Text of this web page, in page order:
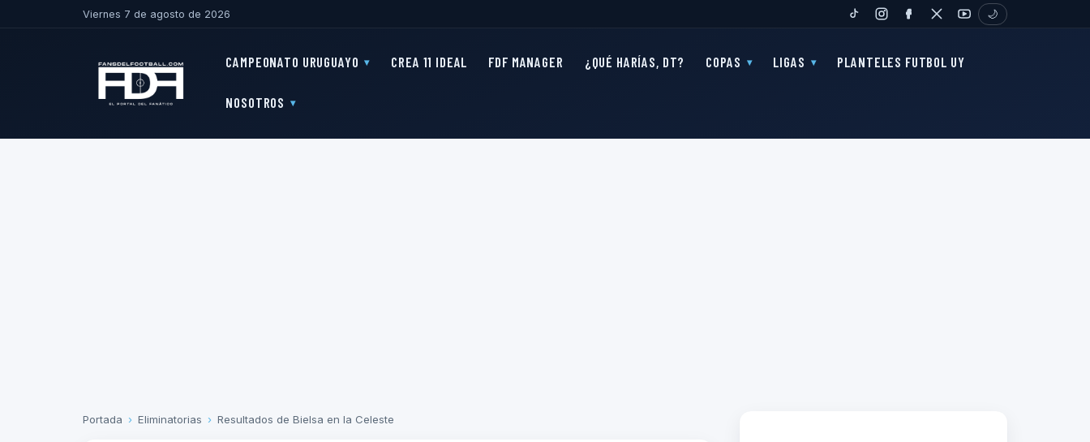
Viernes 7 de agosto de 2026
TIKTOKINSTAGRAM
FANPAGETWITTERYOUTUBE
🌙
CAMPEONATO URUGUAYO CREA 11 IDEAL FDF MANAGER ¿QUÉ HARÍAS, DT? COPAS LIGAS PLANTELES FUTBOL UY
NOSOTROS
Portada › Eliminatorias › Resultados de Bielsa en la Celeste